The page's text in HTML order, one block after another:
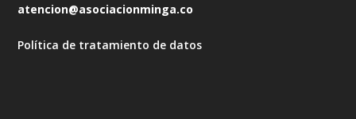
atencion@asociacionminga.co
Política de tratamiento de datos